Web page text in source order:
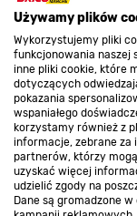
Używamy plików
Wykorzystujemy pliki
funkcjonowania naszej
inne pliki cookie, które
dotyczących
pokazania
wspaniałego
korzystamy również z
informacje, zebrane za
partnerów, którzy
uzyskać więcej
udzielić zgody na
Dane są gromadzone
Opcja
można ją
konstrukcja
w
mobilna,
wydarzeń i
O nas
Kontakt do
Strefa biznesu
Dołącz do nas